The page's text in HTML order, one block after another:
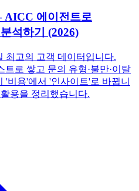
에이전트로
석하기 (2026)
최고의 고객 데이터입니다.
로 쌓고 문의 유형·불만·이탈
'비용'에서 '인사이트'로 바뀝니
용을 정리했습니다.